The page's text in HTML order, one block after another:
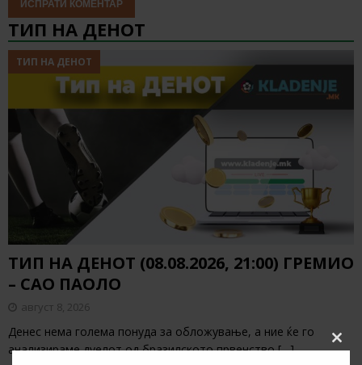
ТИП НА ДЕНОТ
ТИП НА ДЕНОТ
ТИП НА ДЕНОТ (08.08.2026, 21:00) ГРЕМИО
– САО ПАОЛО
август 8, 2026
Денес нема голема понуда за обложување, а ние ќе го
анализираме дуелот од бразилското првенство[…]